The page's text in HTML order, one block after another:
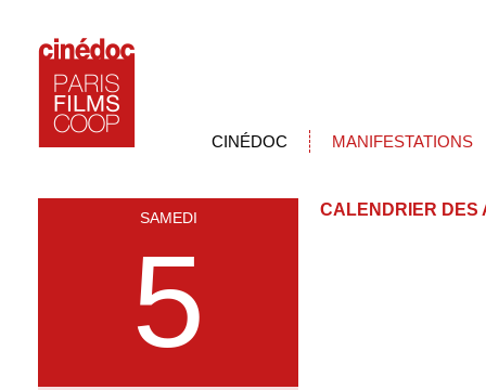
CINÉDOC MANIFESTATIONS
SAMEDI
5
CALENDRIER DES